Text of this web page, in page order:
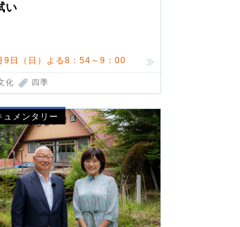
い
9日（日）よる8：54～9：00
化 四季
ュメンタリー